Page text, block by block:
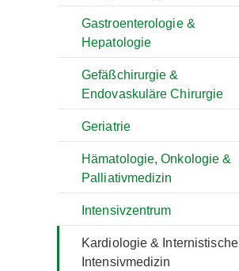
Gastroenterologie &
Hepatologie
Gefäßchirurgie &
Endovaskuläre Chirurgie
Geriatrie
Hämatologie, Onkologie &
Palliativmedizin
Intensivzentrum
Kardiologie & Internistische
Intensivmedizin